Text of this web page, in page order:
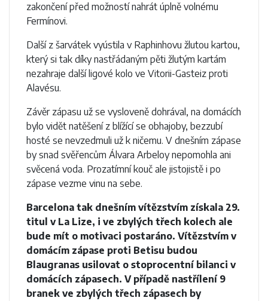
zakončení před možností nahrát úplně volnému
Fermínovi.
Další z šarvátek vyústila v Raphinhovu žlutou kartou,
který si tak díky nastřádaným pěti žlutým kartám
nezahraje další ligové kolo ve Vitorii-Gasteiz proti
Alavésu.
Závěr zápasu už se vysloveně dohrával, na domácích
bylo vidět natěšení z blížící se obhajoby, bezzubí
hosté se nevzedmuli už k ničemu. V dnešním zápase
by snad svěřencům Álvara Arbeloy nepomohla ani
svěcená voda. Prozatímní kouč ale jistojistě i po
zápase vezme vinu na sebe.
Barcelona tak dnešním vítězstvím získala 29.
titul v La Lize, i ve zbylých třech kolech ale
bude mít o motivaci postaráno. Vítězstvím v
domácím zápase proti Betisu budou
Blaugranas usilovat o stoprocentní bilanci v
domácích zápasech. V případě nastřílení 9
branek ve zbylých třech zápasech by